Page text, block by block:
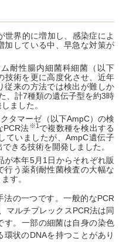
世界的に増加し、感染症によ
加している中、早急な対策が
耐性腸内細菌科細菌（以下
技術を更に高度化させ、近年
従来の方法では検出が難しか
、計7種類の遺伝子型を約3時
ました。
タマーゼ（以下AmpC）の検
PCR法※1で複数種を検出する
ていましたが、AmpC遺伝子
きる技術を開発しました。
が本年5月1日からそれぞれ販
行う薬剤耐性菌検査の大幅な
す。
の一つです。一般的なPCR
マルチプレックスPCR法は同
す。一部の細菌は自身の染色
状のDNAを持つことがあり